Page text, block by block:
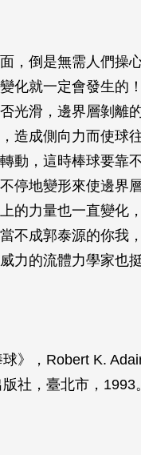
，倒是無需人們操
化就一定會發生的
光滑，邊界層剝離
造成側向力而使球
動，這時棒球要靠
停地變形來使邊界
的力量也一直變化
不成郭泰源的你我
力的流體力學家也挺
球》，Robert K.
社，臺北市，1993。